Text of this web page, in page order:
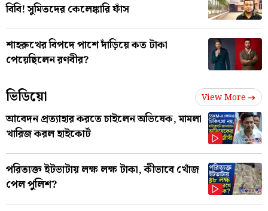
বিবি! সুমিতদের কেলেঙ্কারি ফাঁস
শাহরুখের বিপদে পাশে দাঁড়িয়ে কত টাকা
পেয়েছিলেন রণবীর?
ভিডিয়ো View More
আবেদন প্রত্যাহার করতে চাইলেন অভিষেক, মামলা
খারিজ করল হাইকোর্ট
পরিত্যক্ত ইটভাটায় লক্ষ লক্ষ টাকা, কীভাবে খোঁজ
পেল পুলিশ?